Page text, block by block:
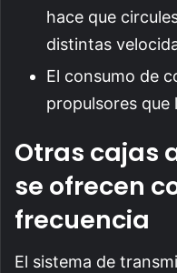
hace que
distintas
El consumo de
propulsores que
Otras cajas
se ofrecen
frecuencia
El sistema de